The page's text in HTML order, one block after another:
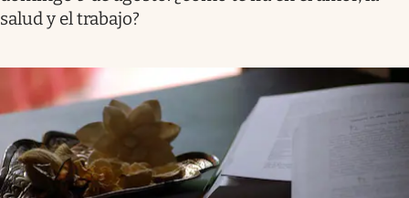
salud y el trabajo?